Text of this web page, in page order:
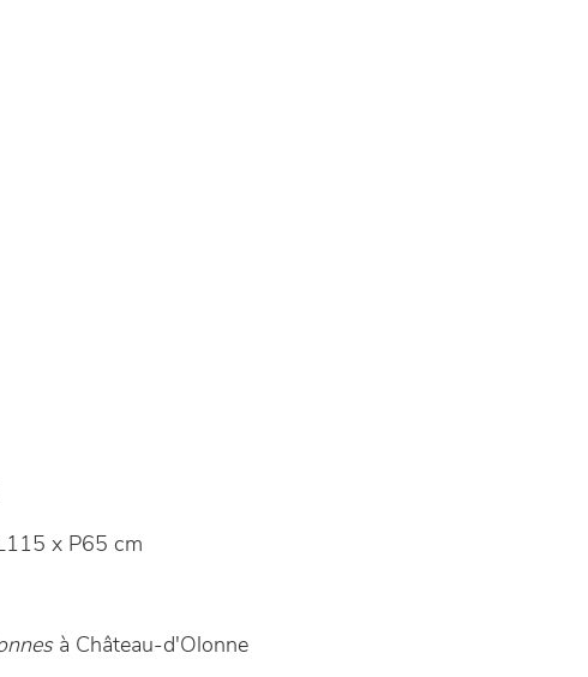
x P65 cm
à Château-d'Olonne